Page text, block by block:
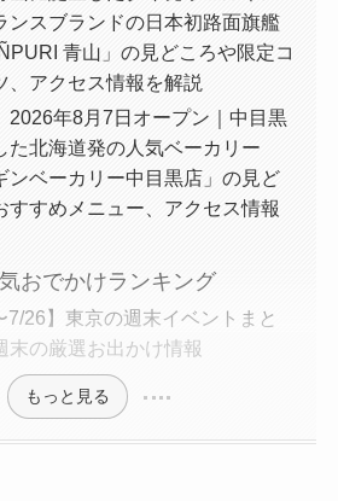
ンスブランドの日本初路面旗艦
青山」の見どころや限定コ
、アクセス情報を解説
2026年8月7日オープン｜中目黒
た北海道発の人気ベーカリー
ンベーカリー中目黒店」の見ど
すすめメニュー、アクセス情報
おでかけランキング
7/26】東京の週末イベントまと
末の厳選お出かけ情報
もっと見る